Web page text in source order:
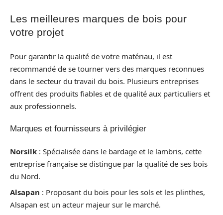
Les meilleures marques de bois pour
votre projet
Pour garantir la qualité de votre matériau, il est
recommandé de se tourner vers des marques reconnues
dans le secteur du travail du bois. Plusieurs entreprises
offrent des produits fiables et de qualité aux particuliers et
aux professionnels.
Marques et fournisseurs à privilégier
Norsilk : Spécialisée dans le bardage et le lambris, cette
entreprise française se distingue par la qualité de ses bois
du Nord.
Alsapan : Proposant du bois pour les sols et les plinthes,
Alsapan est un acteur majeur sur le marché.